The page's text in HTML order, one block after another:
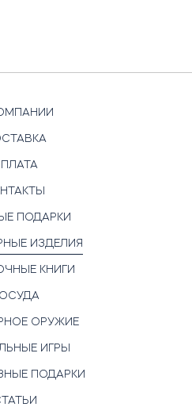
ПОДАРКИ
ИЗДЕЛИЯ
КНИГИ
ОРУЖИЕ
ИГРЫ
ПОДАРКИ